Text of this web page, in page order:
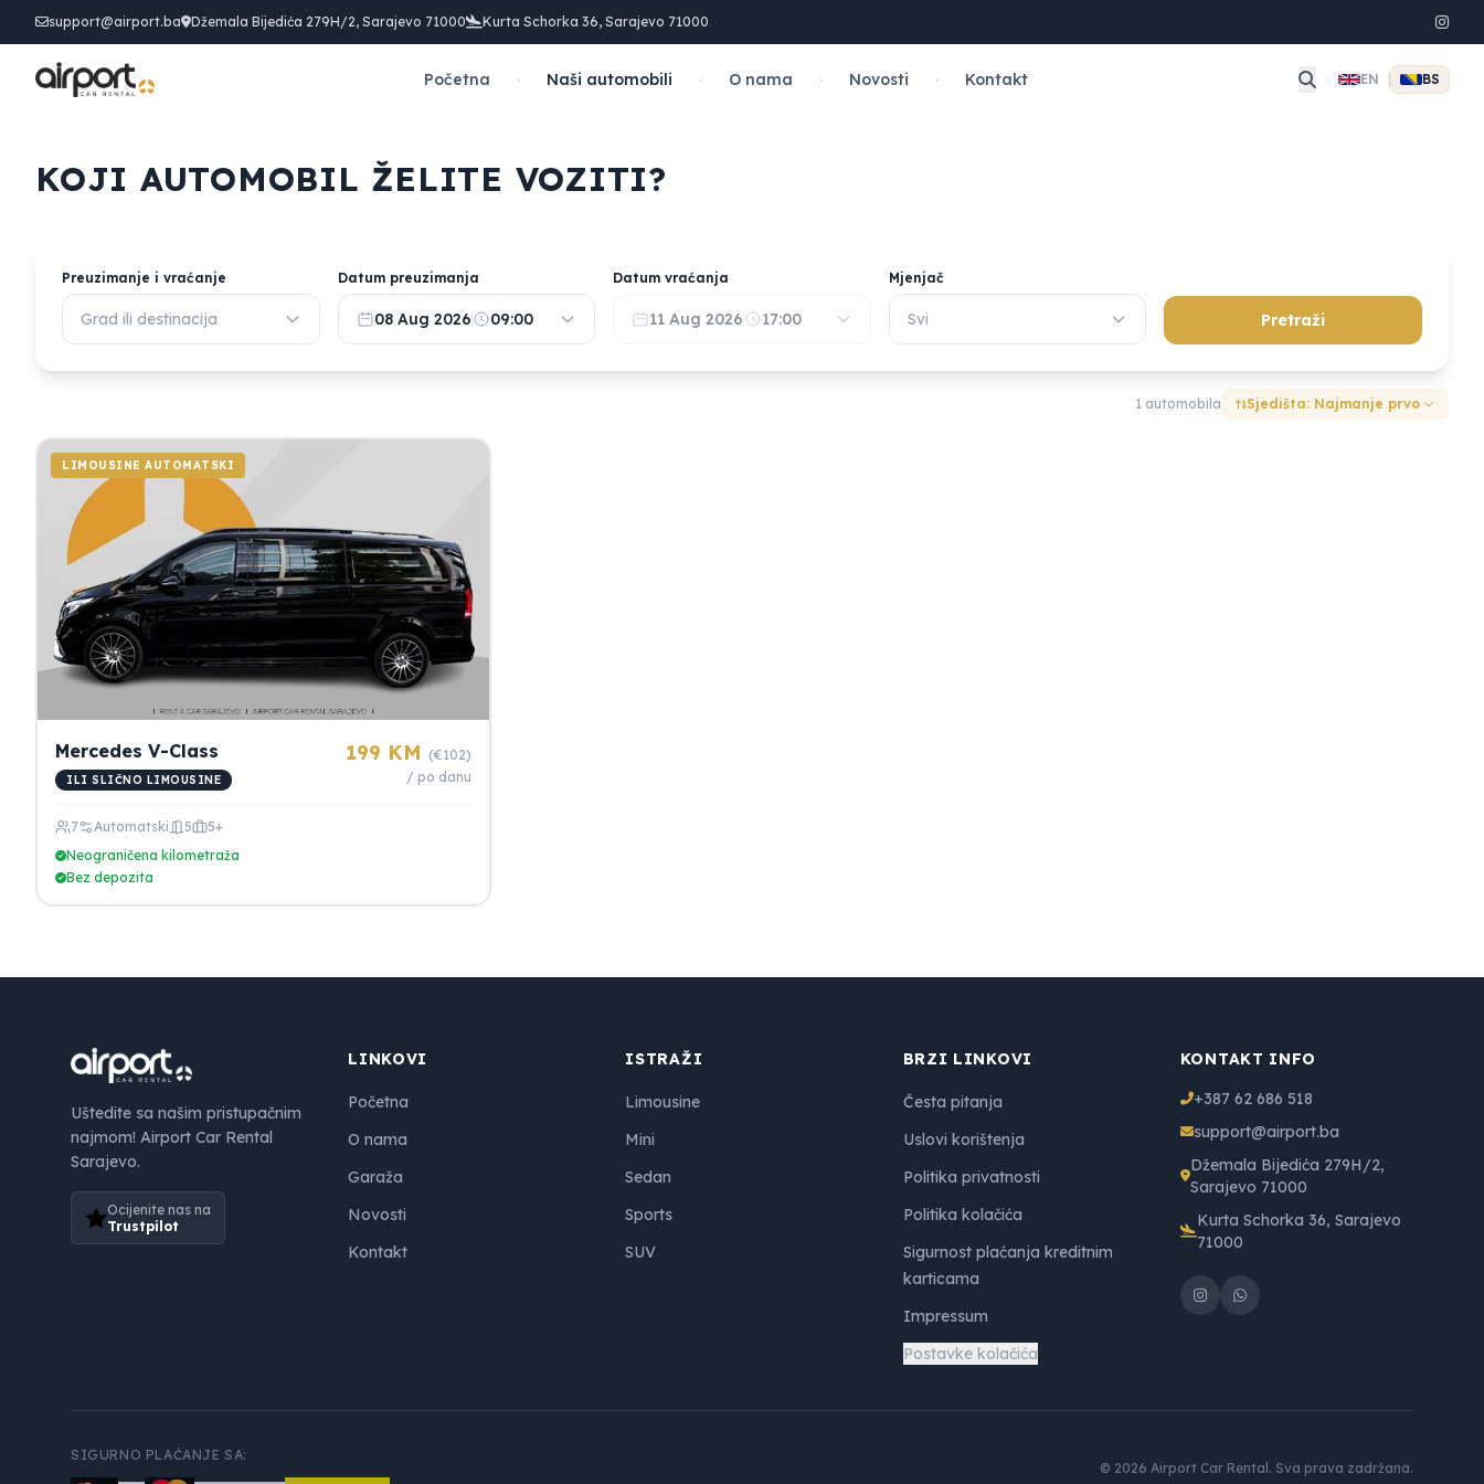
support@airport.ba Džemala Bijedića 279H/2, Sarajevo 71000 Kurta Schorka 36, Sarajevo 71000
Početna · Naši automobili · O nama · Novosti · Kontakt EN BS
KOJI AUTOMOBIL ŽELITE VOZITI?
Preuzimanje i vraćanje
Grad ili destinacija
Datum preuzimanja
08 Aug 2026 09:00
Datum vraćanja
11 Aug 2026 17:00
Mjenjač
Svi Pretraži
1 automobila Sjedišta: Najmanje prvo
LIMOUSINE AUTOMATSKI
Mercedes V-Class
ILI SLIČNO LIMOUSINE
199 KM (€102)
/ po danu
7 Automatski 5
5+
Neograničena kilometraža
Bez depozita
Uštedite sa našim pristupačnim
najmom! Airport Car Rental
Sarajevo.
Ocijenite nas na
Trustpilot
LINKOVI
Početna
O nama
Garaža
Novosti
Kontakt
ISTRAŽI
Limousine
Mini
Sedan
Sports
SUV
BRZI LINKOVI
Česta pitanja
Uslovi korištenja
Politika privatnosti
Politika kolačića
Sigurnost plaćanja kreditnim
karticama
Impressum
Postavke kolačića
KONTAKT INFO
+387 62 686 518
support@airport.ba
Džemala Bijedića 279H/2,
Sarajevo 71000
Kurta Schorka 36, Sarajevo
71000
SIGURNO PLAĆANJE SA:
© 2026 Airport Car Rental. Sva prava zadržana.